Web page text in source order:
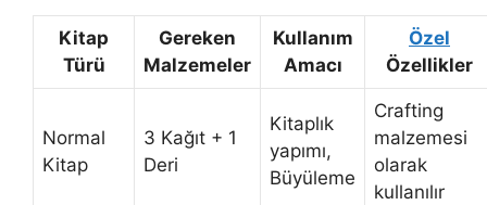
Kitap
Türü
Gereken
Malzemeler
Kullanım
Amacı
Özel
Özellikler
Normal
Kitap
3 Kağıt + 1
Deri
Kitaplık
yapımı,
Büyüleme
Crafting
malzemesi
olarak
kullanılır